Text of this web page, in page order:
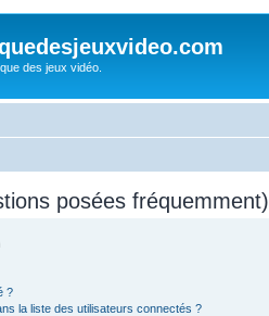
des jeux vidéo.
posées fréquemment)
?
la liste des utilisateurs connectés ?